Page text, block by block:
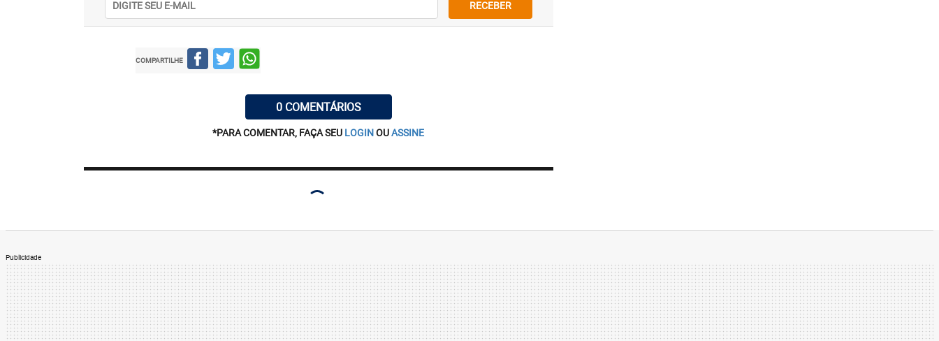
RECEBER
COMPARTILHE
0 COMENTÁRIOS
*PARA COMENTAR, FAÇA SEU LOGINOUASSINE
Publicidade